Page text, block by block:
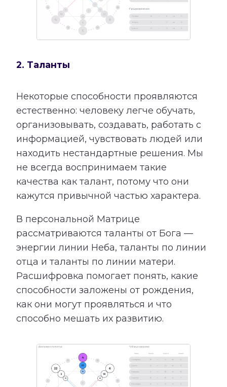
2. Таланты
Некоторые способности проявляются
естественно: человеку легче обучать,
организовывать, создавать, работать с
информацией, чувствовать людей или
находить нестандартные решения. Мы
не всегда воспринимаем такие
качества как талант, потому что они
кажутся привычной частью характера.
В персональной Матрице
рассматриваются таланты от Бога —
энергии линии Неба, таланты по линии
отца и таланты по линии матери.
Расшифровка помогает понять, какие
способности заложены от рождения,
как они могут проявляться и что
способно мешать их развитию.